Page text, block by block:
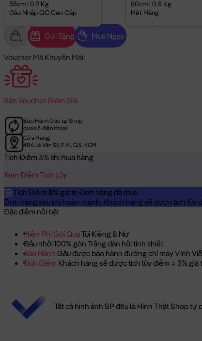
35cm | 0.2 Kg
Gấu Nhập QC Cao Cấp
50cm | 0.5 Kg
Hết Hàng
Gửi Tặng Mua Ngay
Voucher Mã Khuyến Mãi:
Săn Voucher Giảm Giá
Bảo Hành Gấu tại Shop
qua số điện thoại
Cửa Hàng:
486 Lê Văn Sỹ, P.14, Q.3, HCM
Tích Điểm 3% khi mua hàng
Xem Điểm Tích Lũy
Tích Điểm 3% giá trị Đơn hàng đã mua
Đơn hàng sau khi hoàn thành, Khách hàng sẽ được tích lũy
Đặc điểm nổi bật
Miễn Phí Gói QuàTúi Kiếng & Nơ
Gấu nhồi 100% gòn Trắng đàn hồi tinh khiết
Bảo Hành Gấu được bảo hành đường chỉ may Vĩnh
Tích Điểm Khách hàng sẽ được tích lũy điểm = 3% giá
Tất cả hình ảnh SP đều là Hình Thật Shop tự